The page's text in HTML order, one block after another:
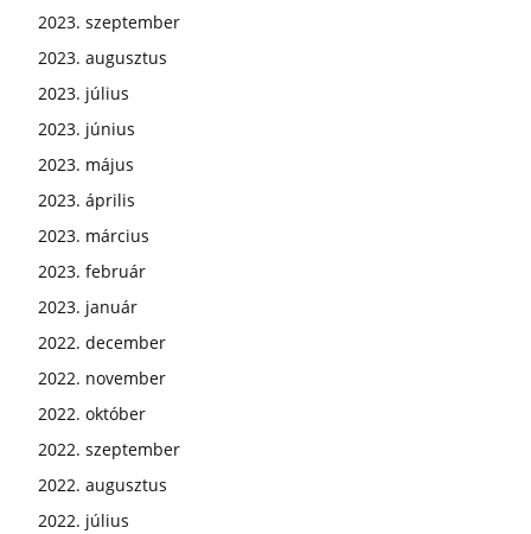
2023. szeptember
2023. augusztus
2023. július
2023. június
2023. május
2023. április
2023. március
2023. február
2023. január
2022. december
2022. november
2022. október
2022. szeptember
2022. augusztus
2022. július